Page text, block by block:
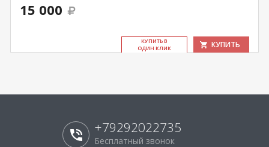
15 000
КУ­ПИТЬ В
ОДИН КЛИК
КУПИТЬ
+79292022735
Бесплатный звонок